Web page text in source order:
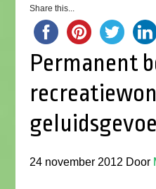
Share this...
Permanent
24 november 2012 Door